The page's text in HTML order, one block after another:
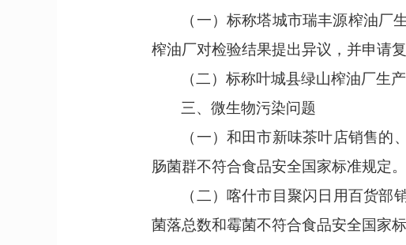
（一） 标称塔城市瑞丰源榨油厂
榨油厂对检验结果提出异议，并申请
（二）标称叶城县绿山榨油厂生
三、微生物污染问题
（一）和田市新味茶叶店销售的
肠菌群不符合食品安全国家标准规定。
（二） 喀什市目聚闪日用百货部
菌落总数和霉菌不符合食品安全国家标